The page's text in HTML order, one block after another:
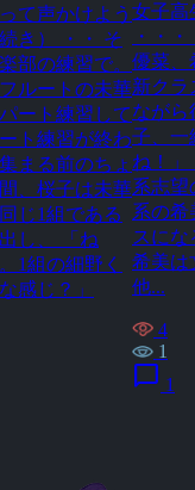
て声かけよう
き） ・・ そ
部の練習で。
ルートの未華
ート練習して
ト練習が終わ
まる前のちょ
、桜子は未華
じ1組である
し、 「ね
1組の細野く
感じ？」
女子高
・・
優菜、
新クラ
ながら
子、一
ね！」
系志望
系の希
スにな
希美は
他...
4
1
chat_bubble 1